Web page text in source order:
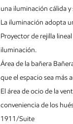
una iluminación cálida y
La iluminación adopta
Proyector de rejilla
iluminación.
Área de la bañera
que el espacio sea más
El área de ocio de la
conveniencia de los
1911/Suite